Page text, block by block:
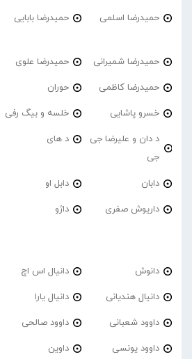
حمیدرضا اسلمی حمیدرضا بابایی
حمیدرضا شمیرانی حمیدرضا علوی
حمیدرضا کاظمی حوران
خسرو پاشایی خلسه و بیگ رفی
د دان و علیرضا جی
جی
د های
دابان دابل او
داریوش صفری داژو
دانوش دانیال اس اچ
دانیال هندیانی دانیال یارا
داوود شعبانی داوود صالحی
داوود یونسی داوین